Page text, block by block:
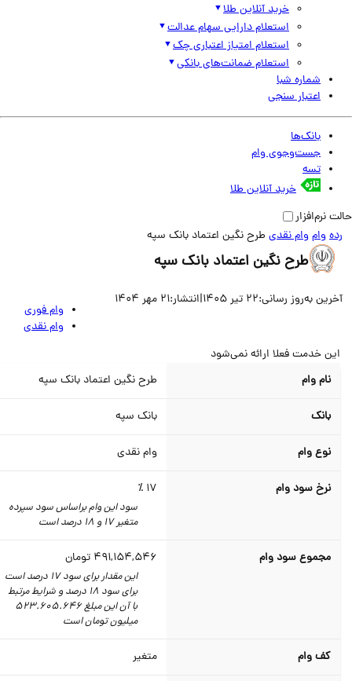
خرید آنلاین طلا
استعلام دارایی سهام عدالت
استعلام امتیاز اعتباری چک
استعلام ضمانت‌های بانکی
شماره شبا
اعتبار سنجی
بانک‌ها
جست‌وجوی وام
تسه
خرید آنلاین طلا
وام وام نقدیطرح نگین اعتماد بانک سپه
طرح نگین اعتماد بانک سپه
به‌روز رسانی:22 تیر 1405 |انتشار:21 مهر 1404
وام فوری
وام نقدی
خدمت فعلا ارائه نمی‌شود
نام وام
طرح نگین اعتماد بانک سپه
بانک بانک سپه
نوع وام وام نقدی
نرخ سود وام
سود این وام براساس سود سپرده
متغیر 17 و 18 درصد است
مجموع سود وام 491,154,546 تومان
این مقدار برای سود 17 درصد است
برای سود 18 درصد و شرایط مرتبط
با آن این مبلغ 523.605.646
میلیون تومان است
کف وام متغیر